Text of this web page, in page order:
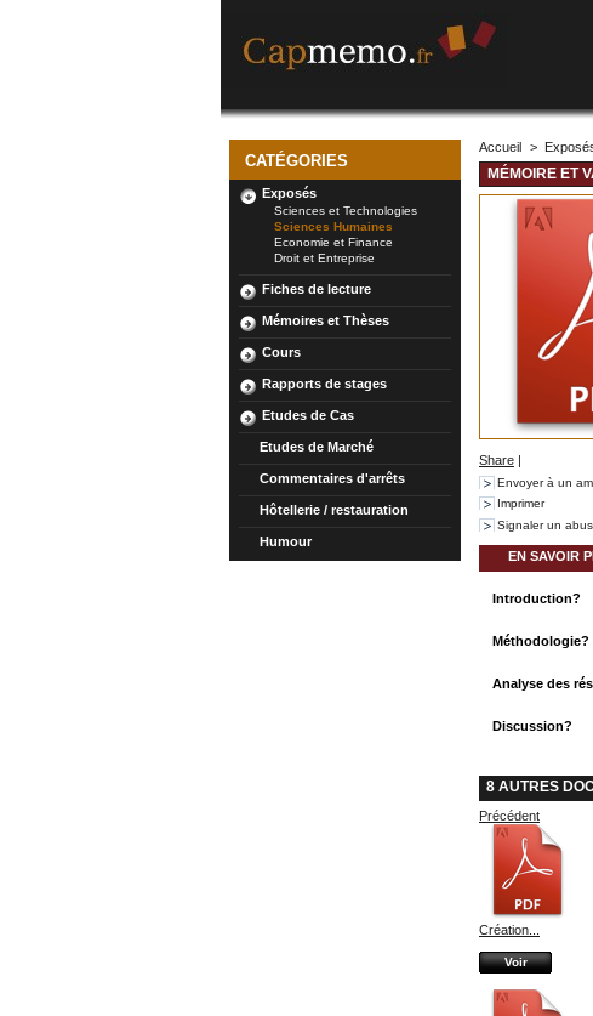
CATÉGORIES
Exposés
Sciences et Technologies
Sciences Humaines
Economie et Finance
Droit et Entreprise
Fiches de lecture
Mémoires et Thèses
Cours
Rapports de stages
Etudes de Cas
Etudes de Marché
Commentaires d'arrêts
Hôtellerie / restauration
Humour
Accueil >
MÉMOIRE ET
Share |
Envoyer à un
Imprimer
Signaler un abus
EN SAVOIR
Introduction?
Méthodologie?
Analyse des
Discussion?
8 AUTRES
Précédent
Création...
Voir